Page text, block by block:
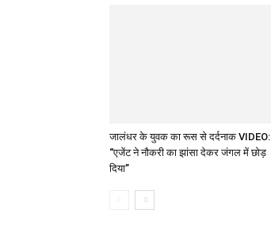
जालंधर के युवक का रूस से दर्दनाक VIDEO:
“एजेंट ने नौकरी का झांसा देकर जंगल में छोड़
दिया”